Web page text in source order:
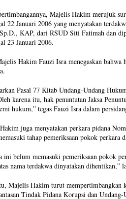
Majelis Hakim merujuk
22 Januari 2006 yang menyatakan
KAP, dari RSUD Siti Fatimah dan
23 Januari 2006.
Hakim Fauzi Isra menegaskan bahwa
Pasal 77 Kitab Undang-Undang
karena itu, hak penuntutan Jaksa
hukum,” tegas Fauzi Isra dalam
juga menyatakan perkara pidana
tahap pemeriksaan pokok perkara
ini belum memasuki pemeriksaan pokok
nama terdakwa dinyatakan dihentikan,”
Majelis Hakim turut mempertimbangkan
Tindak Pidana Korupsi dan